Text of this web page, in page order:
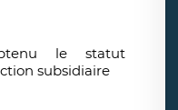
le statut
subsidiaire